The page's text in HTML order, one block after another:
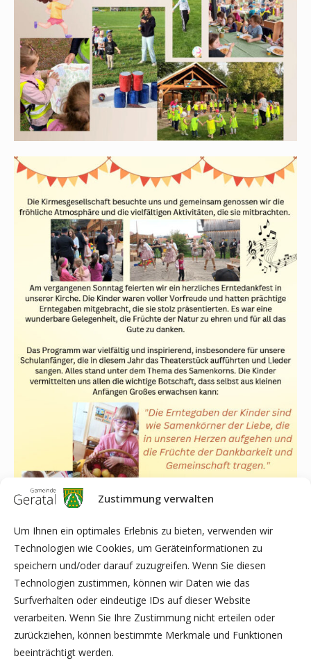
Zustimmung verwalten
Um Ihnen ein optimales Erlebnis zu bieten, verwenden wir
Technologien wie Cookies, um Geräteinformationen zu
speichern und/oder darauf zuzugreifen. Wenn Sie diesen
Technologien zustimmen, können wir Daten wie das
Surfverhalten oder eindeutige IDs auf dieser Website
verarbeiten. Wenn Sie Ihre Zustimmung nicht erteilen oder
zurückziehen, können bestimmte Merkmale und Funktionen
beeinträchtigt werden.
Text und Bilder: Evangelischer Kindergarten „Regenbogen“
Gräfenroda